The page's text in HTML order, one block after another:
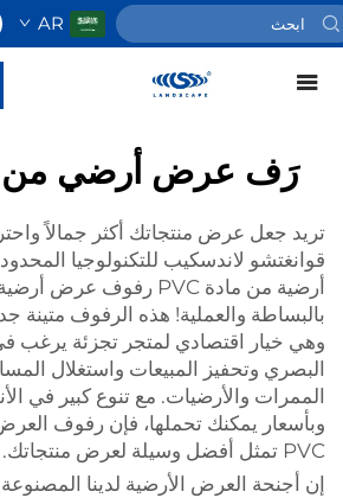
AR
رَف عرض أرضي من
تريد جعل عرض منتجاتك أكثر جمالاً
قوانغتشو لاندسكيب للتكنولوجيا
أرضية من مادة PVC
رفوف عرض أرضية
بالبساطة والعملية! هذه الرفوف متينة جداً
وهي خيار اقتصادي لمتجر تجزئة يرغب في
البصري وتحفيز المبيعات واستغلال
الممرات والأرضيات. مع تنوع كبير في
وبأسعار يمكنك تحملها، فإن رفوف العرض
PVC تمثل أفضل وسيلة لعرض منتجاتك.